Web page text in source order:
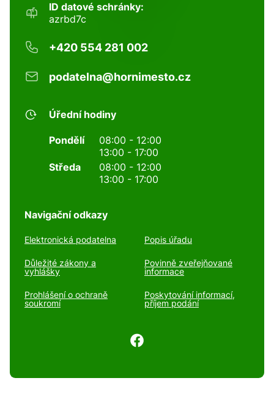
ID datové schránky:
azrbd7c
+420 554 281 002
podatelna@hornimesto.cz
Úřední hodiny
Pondělí
08:00 - 12:00
13:00 - 17:00
Středa
08:00 - 12:00
13:00 - 17:00
Navigační odkazy
Elektronická podatelna Popis úřadu
Důležité zákony a
vyhlášky
Povinně zveřejňované
informace
Prohlášení o ochraně
soukromí
Poskytování informací,
příjem podání